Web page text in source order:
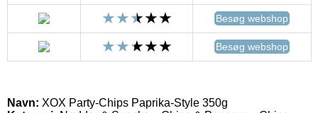
Besøg webshop
Besøg webshop
Navn: XOX Party-Chips Paprika-Style 350g